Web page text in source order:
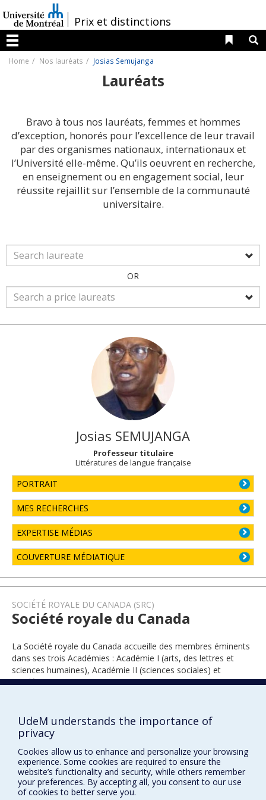
au
contenu
/Prix et distinctions
Menu
Liens
Home Nos lauréats Josias Semujanga
Lauréats
Bravo à tous nos lauréats, femmes et hommes
d’exception, honorés pour l’excellence de leur travail
par des organismes nationaux, internationaux et
l’Université elle-même. Qu’ils oeuvrent en recherche,
en enseignement ou en engagement social, leur
réussite rejaillit sur l’ensemble de la communauté
universitaire.
OR
Josias SEMUJANGA
Professeur titulaire
Littératures de langue française
PORTRAIT
MES RECHERCHES
EXPERTISE MÉDIAS
COUVERTURE MÉDIATIQUE
SOCIÉTÉ ROYALE DU CANADA (SRC)
Société royale du Canada
La Société royale du Canada accueille des membres éminents
dans ses trois Académies : Académie I (arts, des lettres et
sciences humaines), Académie II (sciences sociales) et
Académie III (sciences).
UdeM understands the importance of
privacy
Cookies allow us to enhance and personalize your browsing
experience. Some cookies are required to ensure the
website’s functionality and security, while others remember
your preferences. By accepting all, you consent to our use
of cookies to better serve you.